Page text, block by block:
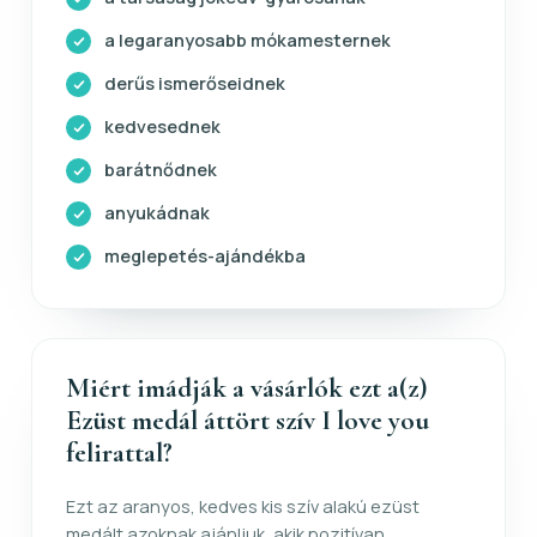
a legaranyosabb mókamesternek
derűs ismerőseidnek
kedvesednek
barátnődnek
anyukádnak
meglepetés-ajándékba
Miért imádják a vásárlók ezt a(z)
Ezüst medál áttört szív I love you
felirattal?
Ezt az aranyos, kedves kis szív alakú ezüst